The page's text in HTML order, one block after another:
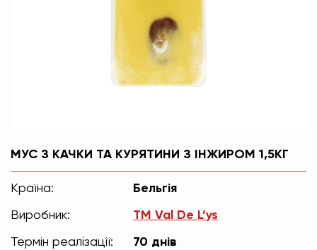
МУС З КАЧКИ ТА КУРЯТИНИ З ІНЖИРОМ 1,5КГ
Країна: Бельгія
Виробник: ТМ Val De L’ys
Термін реалізації: 70 днів